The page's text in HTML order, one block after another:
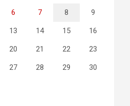
6 7 8 9
13 14 15 16
20 21 22 23
27 28 29 30